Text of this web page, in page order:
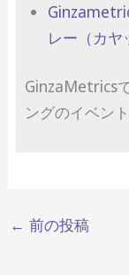
レー（カヤ
GinzaMetrics
ングのイベン
← 前の投稿